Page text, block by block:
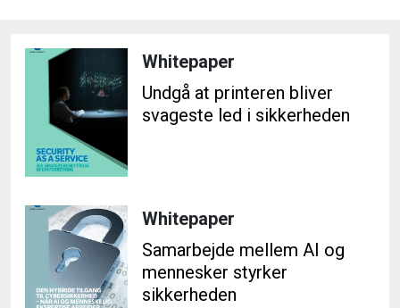
Whitepaper
Undgå at printeren bliver
svageste led i sikkerheden
Whitepaper
Samarbejde mellem AI og
mennesker styrker
sikkerheden